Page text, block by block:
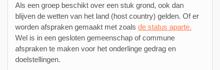
Als een groep beschikt over een stuk grond, ook dan
blijven de wetten van het land (host country) gelden. Of er
worden afspraken gemaakt met zoals de status aparte.
Wel is in een gesloten gemeenschap of commune
afspraken te maken voor het onderlinge gedrag en
doelstellingen.